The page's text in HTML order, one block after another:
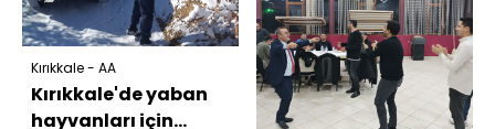
Kırıkkale - AA
Kırıkkale'de yaban
hayvanları için